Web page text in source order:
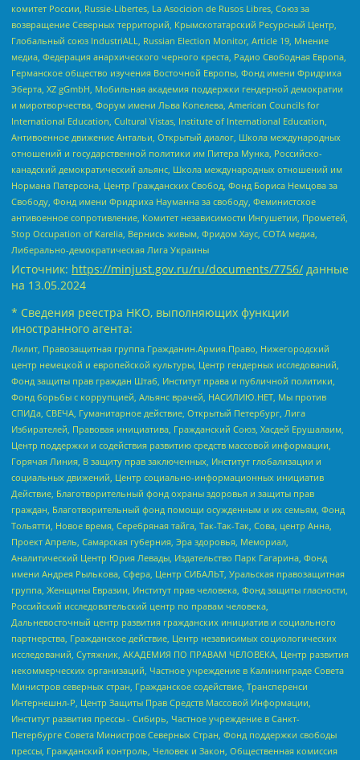
комитет России, Russie-Libertes, La Asocicion de Rusos Libres, Союз за
возвращение Северных территорий, Крымскотатарский Ресурсный Центр,
Глобальный союз IndustriALL, Russian Election Monitor, Article 19, Мнение
медиа, Федерация анархического черного креста, Радио Свободная Европа,
Германское общество изучения Восточной Европы, Фонд имени Фридриха
Эберта, XZ gGmbH, Мобильная академия поддержки гендерной демократии
и миротворчества, Форум имени Льва Копелева, American Councils for
International Education, Cultural Vistas, Institute of International Education,
Антивоенное движение Антальи, Открытый диалог, Школа международных
отношений и государственной политики им Питера Мунка, Российско-
канадский демократический альянс, Школа международных отношений им
Нормана Патерсона, Центр Гражданских Свобод, Фонд Бориса Немцова за
Свободу, Фонд имени Фридриха Науманна за свободу, Феминистское
антивоенное сопротивление, Комитет независимости Ингушетии, Прометей,
Stop Occupation of Karelia, Вернись живым, Фридом Хаус, СОТА медиа,
Либерально-демократическая Лига Украины
Источник: https://minjust.gov.ru/ru/documents/7756/ данные
на 13.05.2024
* Сведения реестра НКО, выполняющих функции
иностранного агента:
Лилит, Правозащитная группа Гражданин.Армия.Право, Нижегородский
центр немецкой и европейской культуры, Центр гендерных исследований,
Фонд защиты прав граждан Штаб, Институт права и публичной политики,
Фонд борьбы с коррупцией, Альянс врачей, НАСИЛИЮ.НЕТ, Мы против
СПИДа, СВЕЧА, Гуманитарное действие, Открытый Петербург, Лига
Избирателей, Правовая инициатива, Гражданский Союз, Хасдей Ерушалаим,
Центр поддержки и содействия развитию средств массовой информации,
Горячая Линия, В защиту прав заключенных, Институт глобализации и
социальных движений, Центр социально-информационных инициатив
Действие, Благотворительный фонд охраны здоровья и защиты прав
граждан, Благотворительный фонд помощи осужденным и их семьям, Фонд
Тольятти, Новое время, Серебряная тайга, Так-Так-Так, Сова, центр Анна,
Проект Апрель, Самарская губерния, Эра здоровья, Мемориал,
Аналитический Центр Юрия Левады, Издательство Парк Гагарина, Фонд
имени Андрея Рылькова, Сфера, Центр СИБАЛЬТ, Уральская правозащитная
группа, Женщины Евразии, Институт прав человека, Фонд защиты гласности,
Российский исследовательский центр по правам человека,
Дальневосточный центр развития гражданских инициатив и социального
партнерства, Гражданское действие, Центр независимых социологических
исследований, Сутяжник, АКАДЕМИЯ ПО ПРАВАМ ЧЕЛОВЕКА, Центр развития
некоммерческих организаций, Частное учреждение в Калининграде Совета
Министров северных стран, Гражданское содействие, Трансперенси
Интернешнл-Р, Центр Защиты Прав Средств Массовой Информации,
Институт развития прессы - Сибирь, Частное учреждение в Санкт-
Петербурге Совета Министров Северных Стран, Фонд поддержки свободы
прессы, Гражданский контроль, Человек и Закон, Общественная комиссия